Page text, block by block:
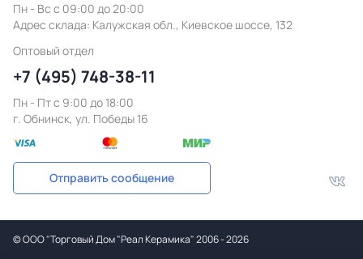
Пн - Вс с 09:00 до 20:00
Адрес склада: Калужская обл., Киевское шоссе, 132
Оптовый отдел
+7 (495) 748-38-11
Пн - Пт c 9:00 до 18:00
г. Обнинск, ул. Победы 16
Отправить сообщение
©ООО "Торговый Дом "Реал Керамика"2006 - 2026